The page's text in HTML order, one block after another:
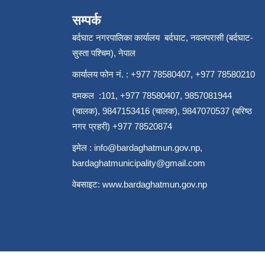
सम्पर्क
बर्दघाट नगरपालिका कार्यालय बर्दघाट, नवलपरासी (बर्दघाट-
सुस्ता पश्चिम), नेपाल
कार्यालय फोन नं. : +977 78580407, +977 78580210
दमकल :101, +977 78580407, 9857081944
(चालक), 9847153416 (चालक), 9847070537 (बरिष्ठ
नगर प्रहरी) +977 78520874
इमेल : info@bardaghatmun.gov.np,
bardaghatmunicipality@gmail.com
वेबसाइट: www.bardaghatmun.gov.np